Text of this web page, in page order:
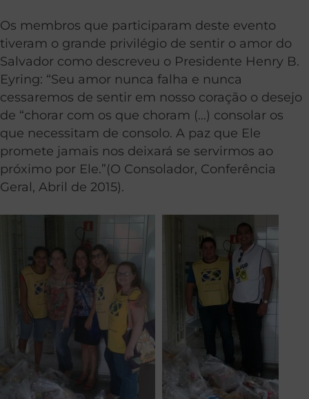
Os membros que participaram deste evento
tiveram o grande privilégio de sentir o amor do
Salvador como descreveu o Presidente Henry B.
Eyring: “Seu amor nunca falha e nunca
cessaremos de sentir em nosso coração o desejo
de “chorar com os que choram (…) consolar os
que necessitam de consolo. A paz que Ele
promete jamais nos deixará se servirmos ao
próximo por Ele.”(O Consolador, Conferência
Geral, Abril de 2015).